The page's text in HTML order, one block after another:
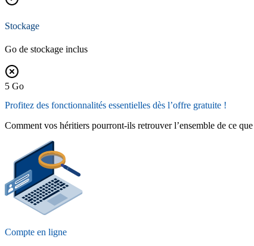
Stockage
Go de stockage inclus
5 Go
Profitez des fonctionnalités essentielles dès l’offre gratuite !
Comment vos héritiers pourront-ils retrouver l’ensemble de ce
Compte en ligne